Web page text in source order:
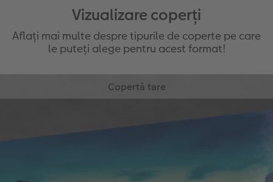
Vizualizare coperți
Aflați mai multe despre tipurile de coperte pe care
le puteți alege pentru acest format!